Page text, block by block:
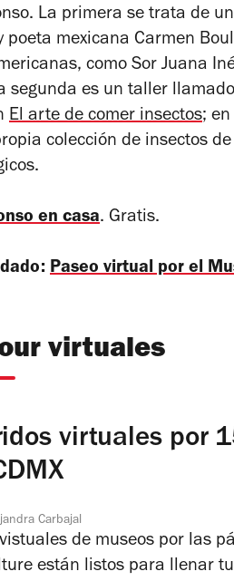
La primera se trata de
poeta mexicana Carmen
como Sor Juana
segunda es un taller llamado
El arte de comer insectos;
colección de insectos
en casa. Gratis.
Paseo virtual por el
virtuales
virtuales por
Carbajal
de museos por las
están listos para llenar